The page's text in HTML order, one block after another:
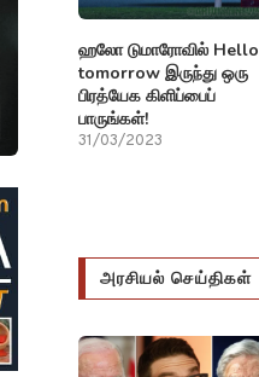
ஹலோ டுமாரோவில் Hello
tomorrow இருந்து ஒரு
பிரத்யேக கிளிப்பைப்
பாருங்கள்!
31/03/2023
அரசியல் செய்திகள்